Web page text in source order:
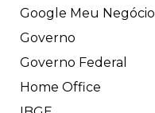
Google Meu Negócio
Governo
Governo Federal
Home Office